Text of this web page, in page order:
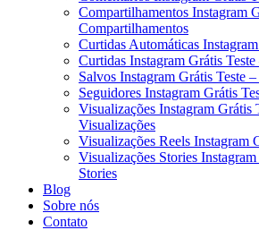
Compartilhamentos Instagram
Compartilhamentos
Curtidas Automáticas
Curtidas Instagram Grátis
Salvos Instagram Grátis Teste
Seguidores Instagram Grátis
Visualizações Instagram Grátis
Visualizações
Visualizações Reels Instagram
Visualizações Stories
Stories
Blog
Sobre nós
Contato